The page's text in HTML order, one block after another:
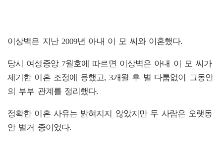
이상벽은 지난 2009년 아내 이 모 씨와 이혼했다.
당시 여성중앙 7월호에 따르면 이상벽은 아내 이 모 씨가
제기한 이혼 조정에 응했고, 3개월 후 별 다툼없이 그동안
의 부부 관계를 정리했다.
정확한 이혼 사유는 밝혀지지 않았지만 두 사람은 오랫동
안 별거 중이었다.